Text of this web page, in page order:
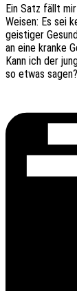
Ein Satz fällt
Weisen: Es sei
geis­ti­ger
an eine kranke
Kann ich der
so etwas sagen?